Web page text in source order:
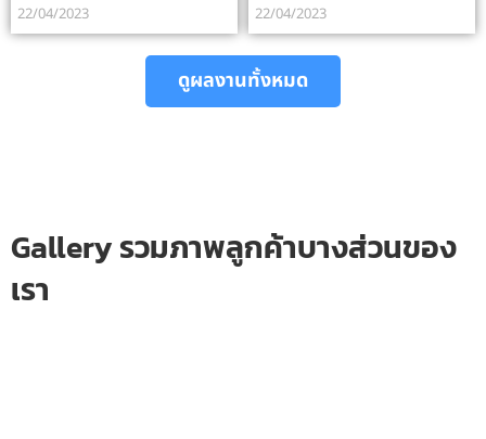
22/04/2023 22/04/2023
ดูผลงานทั้งหมด
Gallery รวมภาพลูกค้าบางส่วนของ
เรา